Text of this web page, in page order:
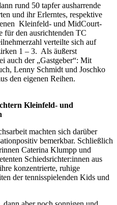
rund 50 tapfer ausharrende
und ihr Erlerntes, respektive
Kleinfeld- und MidCourt-
für den ausrichtenden TC
verteilte sich auf
1 – 3. Als äußerst
auch der „Gastgeber“: Mit
Lenny Schmidt und Joschko
den eigenen Reihen.
Kleinfeld- und
machten sich darüber
bemerkbar. Schließlich
Caterina Klumpp und
Schiedsrichter:innen aus
konzentrierte, ruhige
der tennisspielenden Kids und